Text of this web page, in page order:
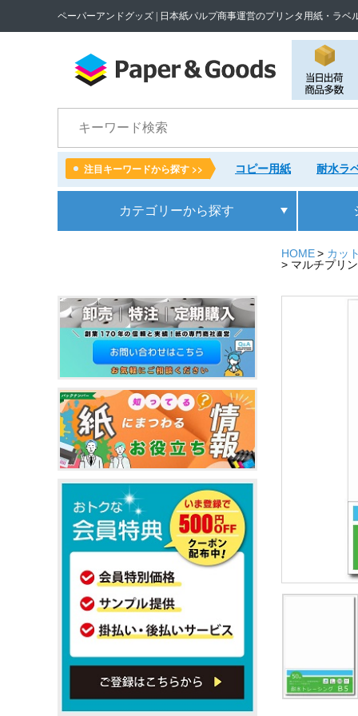
ペーパーアンドグッズ | 日本紙パルプ商事運営のプリンタ用紙・ラベ
注目キーワードから探す >> コピー用紙 耐水ラ
カテゴリーから探す
HOME
カッ
マルチプリ